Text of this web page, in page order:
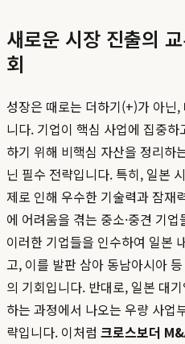
새로운 시장 진출의
회
성장은 때로는 더하기(+)가 아닌
니다. 기업이 핵심 사업에 집중
하기 위해 비핵심 자산을 정리하
닌 필수 전략입니다. 특히, 일본
제로 인해 우수한 기술력과 잠재
에 어려움을 겪는 중소·중견 기
이러한 기업들을 인수하여 일본
고, 이를 발판 삼아 동남아시아
의 기회입니다. 반대로, 일본 대
하는 과정에서 나오는 우량 사업
략입니다. 이처럼 크로스보더